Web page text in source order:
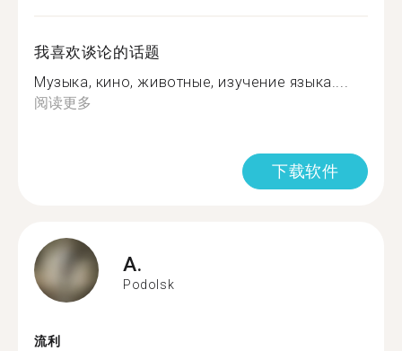
我喜欢谈论的话题
Музыка, кино, животные, изучение языка....
阅读更多
下载软件
A.
Podolsk
流利